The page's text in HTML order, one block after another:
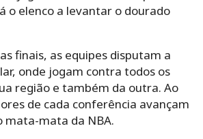
o elenco a levantar o dourado
finais, as equipes disputam a
onde jogam contra todos os
região e também da outra. Ao
de cada conferência avançam
mata-mata da NBA.